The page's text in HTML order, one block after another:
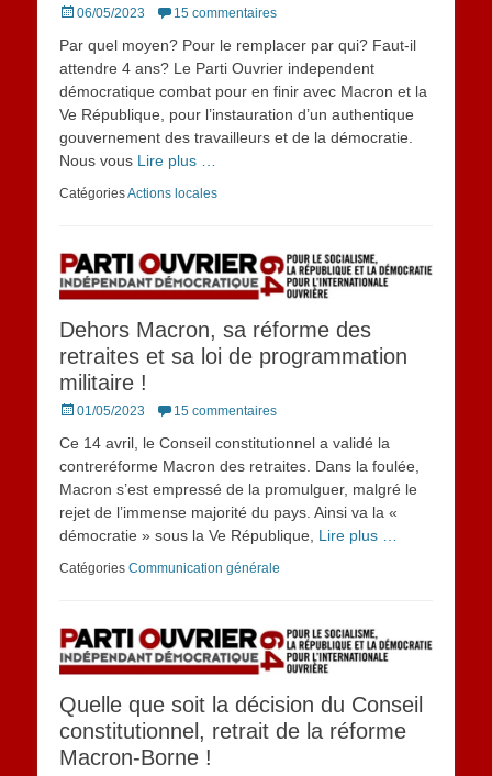
Posted
06/05/2023 15 commentaires
Par quel moyen? Pour le remplacer par qui? Faut-il
attendre 4 ans? Le Parti Ouvrier independent
démocratique combat pour en finir avec Macron et la
Ve République, pour l’instauration d’un authentique
gouvernement des travailleurs et de la démocratie.
Nous vous Lire plus …
CatégoriesActions locales
Dehors Macron, sa réforme des
retraites et sa loi de programmation
militaire !
Posted
01/05/2023 15 commentaires
Ce 14 avril, le Conseil constitutionnel a validé la
contreréforme Macron des retraites. Dans la foulée,
Macron s’est empressé de la promulguer, malgré le
rejet de l’immense majorité du pays. Ainsi va la «
démocratie » sous la Ve République, Lire plus …
Catégories Communication générale
Quelle que soit la décision du Conseil
constitutionnel, retrait de la réforme
Macron-Borne !